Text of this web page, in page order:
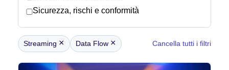
Sicurezza, rischi e conformità
Streaming × Data Flow × Cancella tutti i filtri